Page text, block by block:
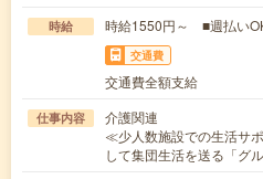
時給 時給1550円～ ■週払い
交通費
交通費全額支給
仕事内容
介護関連
≪少人数施設での生活サ
して集団生活を送る「グ